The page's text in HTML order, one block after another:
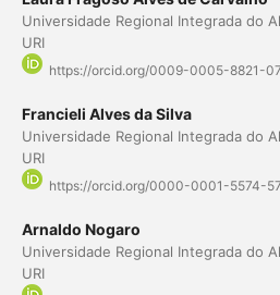
Universidade Regional Integrada do
URI
https://orcid.org/0009-0005-8821-
Francieli Alves da Silva
Universidade Regional Integrada do
URI
https://orcid.org/0000-0001-5574-
Arnaldo Nogaro
Universidade Regional Integrada do
URI